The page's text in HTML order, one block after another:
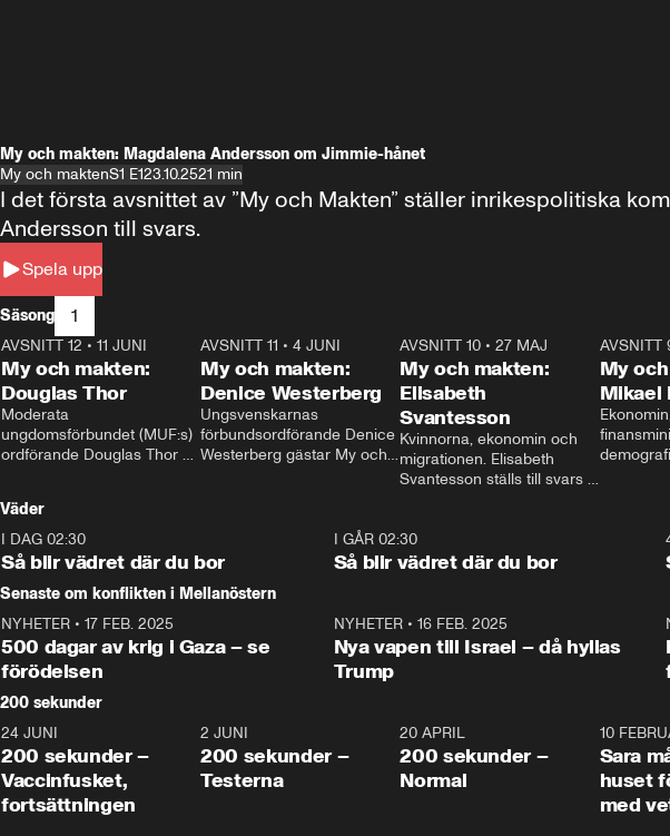
My och makten: Magdalena Andersson om Jimmie-hånet
My och maktenS1 E123.10.2521 min
Spela upp
I det första avsnittet av ”My och Makten” ställer inrikespolitiska
Andersson till svars.
Säsong 1
26:27
AVSNITT 12 • 11 JUNI
My och makten:
Douglas Thor
Moderata
ungdomsförbundet (MUF:s)
ordförande Douglas Thor
tonårsutvisningarna och hur
Moderaterna ska locka
väljare till valet i höst.
23:40
AVSNITT 11 •4 JUNI
My och makten:
Denice Westerberg
Ungsvenskarnas
förbundsordförande Denice
Westerberg gästar My och
AVSNITT 10 •27 MAJ
My och makten:
Elisabeth
Svantesson
Kvinnorna, ekonomin och
migrationen. Elisabeth
Svantesson ställs till svars
AVSNITT
My
Mikael
Väder
I DAG 02:30
Så blir vädret där du bor
1:06
I GÅR 02:30
Så blir vädret där du bor
Senaste om konflikten i Mellanöstern
NYHETER • 17 FEB. 2025
500 dagar av krig i Gaza – se
förödelsen
NYHETER• 16 FEB. 2025
Nya vapen till Israel – då hyllas
Trump
200 sekunder
5:00
24 JUNI
200 sekunder –
Vaccinfusket,
fortsättningen
4:23
2 JUNI
200 sekunder –
Testerna
20 APRIL
200 sekunder –
Normal
10
Sara
huset
med